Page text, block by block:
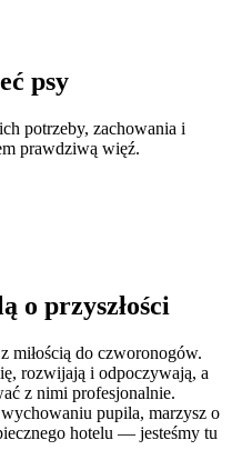
psy
potrzeby, zachowania i
prawdziwą więź.
o przyszłości
miłością do czworonogów.
rozwijają i odpoczywają, a
z nimi profesjonalnie.
pupila, marzysz o
hotelu — jesteśmy tu